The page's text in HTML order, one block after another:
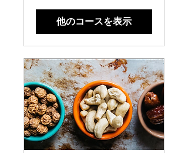
他のコースを表示